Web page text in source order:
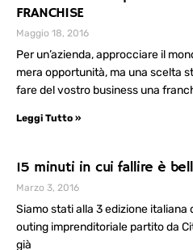
FRANCHISE
Maggio 18, 2016
Per un’azienda, approcciare il
mera opportunità, ma una scelta
fare del vostro business una
Leggi Tutto »
15 minuti in cui fallire è
Marzo 3, 2016
Siamo stati alla 3 edizione italiana
outing imprenditoriale partito da
già